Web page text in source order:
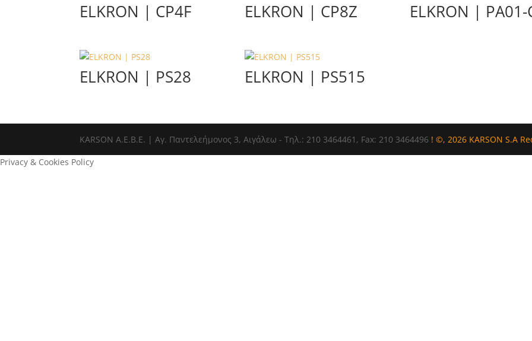
ELKRON | CP4F ELKRON | CP8Z ELKRON | PA01-
ELKRON | PS28 ELKRON | PS515
ΚΑRSOΝ Α.E.B.E. | Αγ. Παντελεήμονος 3, Αιγάλεω - Τηλ.: 210 3464461, Fax: 210 3464496 ! ©, 2026 KARSON S.A
Privacy & Cookies Policy